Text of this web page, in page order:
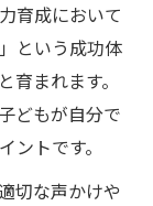
育成において
という成功体
まれます。
どもが自分で
トです。
切な声かけや